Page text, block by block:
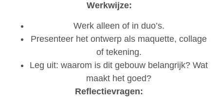
Werkwijze:
Werk alleen of in duo’s.
Presenteer het ontwerp als maquette, collage
of tekening.
Leg uit: waarom is dit gebouw belangrijk? Wat
maakt het goed?
Reflectievragen: